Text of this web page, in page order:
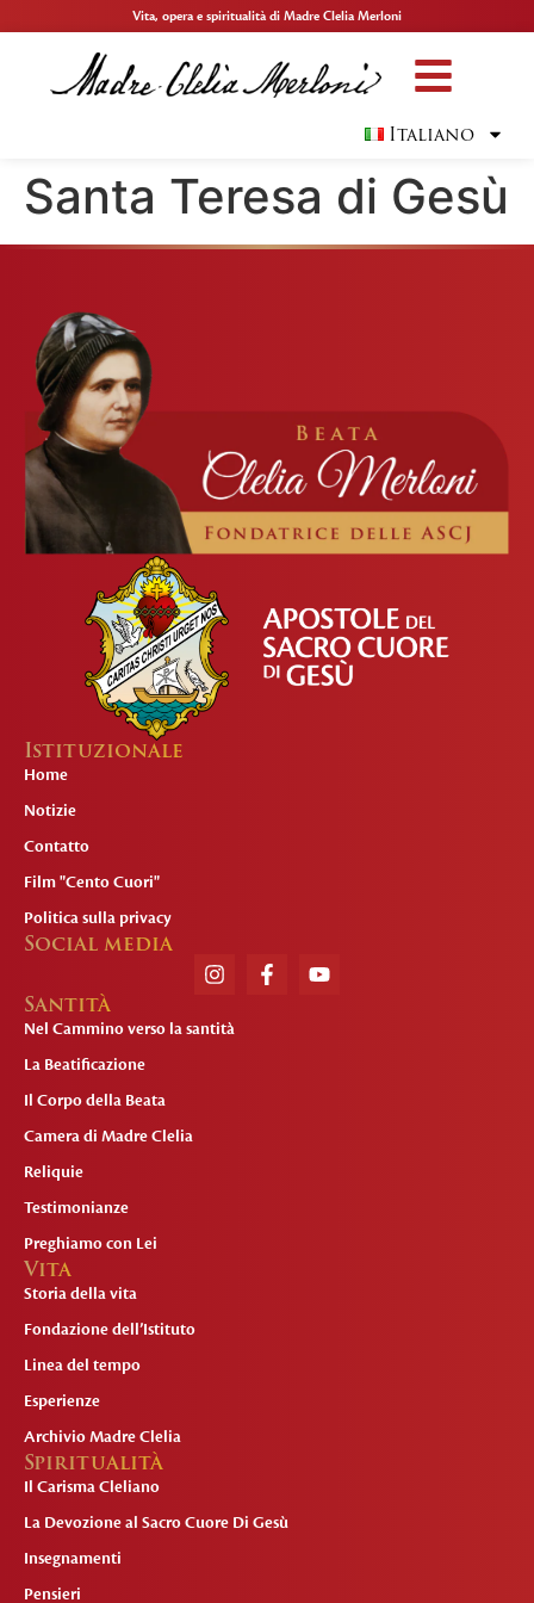
Vita, opera e spiritualità di Madre Clelia Merloni
Italiano
Santa Teresa di Gesù
Istituzionale
Home
Notizie
Contatto
Film "Cento Cuori"
Politica sulla privacy
Social media
Santità
Nel Cammino verso la santità
La Beatificazione
Il Corpo della Beata
Camera di Madre Clelia
Reliquie
Testimonianze
Preghiamo con Lei
Vita
Storia della vita
Fondazione dell’Istituto
Linea del tempo
Esperienze
Archivio Madre Clelia
Spiritualità
Il Carisma Cleliano
La Devozione al Sacro Cuore Di Gesù
Insegnamenti
Pensieri